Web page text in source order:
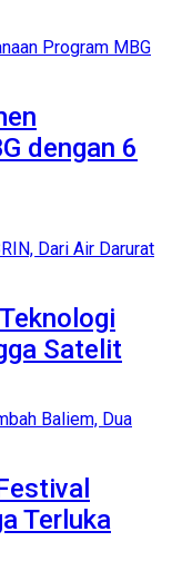
dengan 6
Satelit
Terluka